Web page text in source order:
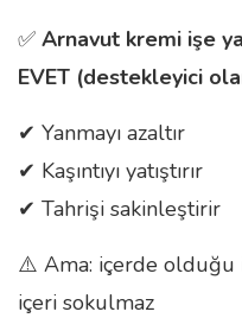
✅ Arnavut kremi işe
EVET (destekleyici
✔ Yanmayı azaltır
✔ Kaşıntıyı yatıştırır
✔ Tahrişi sakinleştirir
⚠️ Ama: içerde olduğu
içeri sokulmaz